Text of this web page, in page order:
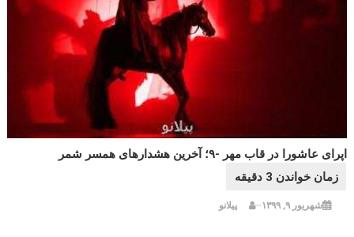
اپرای عاشورا در قاب مهر -۹؛ آخرین هشدارهای همسر شمر
شهریور ۹, ۱۳۹۹ پیلانو